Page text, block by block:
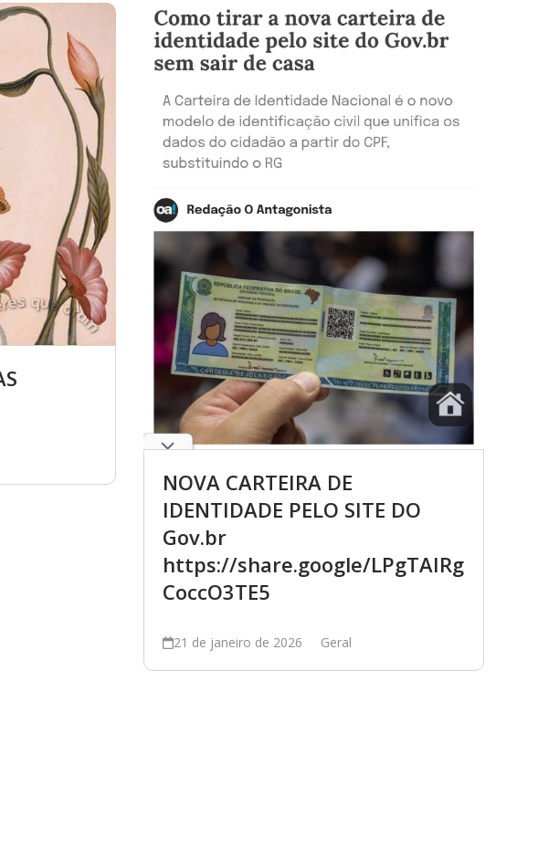
NOVA CARTEIRA DE
IDENTIDADE PELO SITE DO
Gov.br
https://share.google/LPgTAIRg
CoccO3TE5
21 de janeiro de 2026 Geral